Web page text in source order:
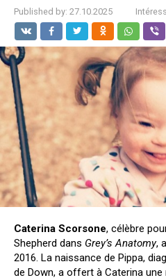
Published by: 27.10.2025
Caterina Scorsone, célèbre
Shepherd dans Grey’s Anatomy,
2016. La naissance de Pippa,
de Down, a offert à Caterina